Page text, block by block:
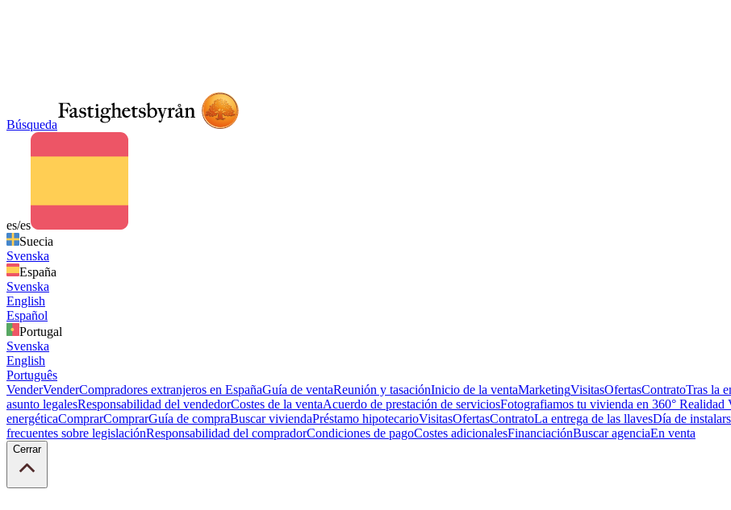
Búsqueda
es/es
Suecia
Svenska
España
Svenska
English
Español
Portugal
Svenska
English
Português
VenderVenderCompradores extranjeros en EspañaGuía de ventaReunión y tasaciónInicio de la ventaMarketingVisitasOfertasContratoTras la
asunto legalesResponsabilidad del vendedorCostes de la ventaAcuerdo de prestación de serviciosFotografiamos tu vivienda en 360° Realidad
energéticaComprarComprarGuía de compraBuscar viviendaPréstamo hipotecarioVisitasOfertasContratoLa entrega de las llavesDía de
frecuentes sobre legislaciónResponsabilidad del compradorCondiciones de pagoCostes adicionalesFinanciaciónBuscar agenciaEn venta
Cerrar